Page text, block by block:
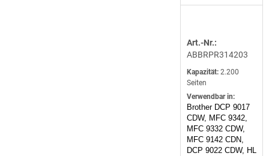
Art.-Nr.:
ABBRPR314203
Kapazität: 2.200
Seiten
Verwendbar in:
Brother DCP 9017
CDW, MFC 9342,
MFC 9332 CDW,
MFC 9142 CDN,
DCP 9022 CDW, HL